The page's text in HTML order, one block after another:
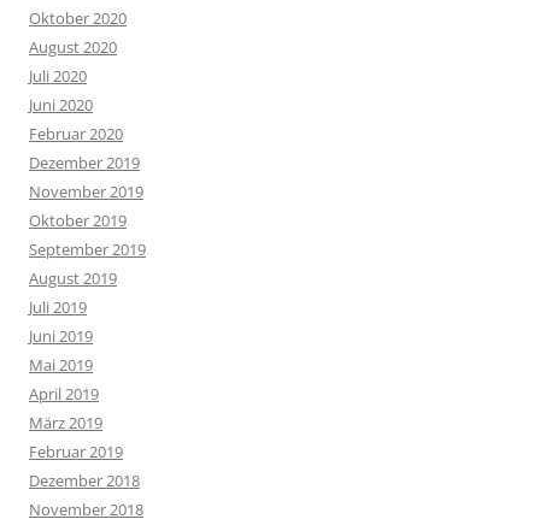
Oktober 2020
August 2020
Juli 2020
Juni 2020
Februar 2020
Dezember 2019
November 2019
Oktober 2019
September 2019
August 2019
Juli 2019
Juni 2019
Mai 2019
April 2019
März 2019
Februar 2019
Dezember 2018
November 2018